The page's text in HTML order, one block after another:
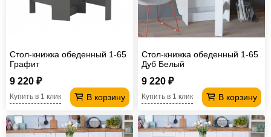
Стол-книжка обеденный 1-65
Графит
9 220 ₽
В корзину
Купить в 1 клик
Стол-книжка обеденный 1-65
Дуб Белый
9 220 ₽
В корзину
Купить в 1 клик